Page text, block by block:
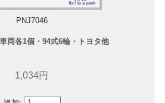
PNJ7046
両各1個・94式6輪・トヨタ他
1,034円